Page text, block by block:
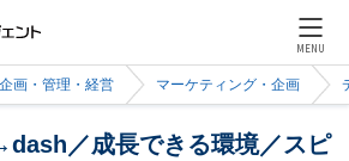
MENU
画・管理・経営 マーケティング・企画
／成長できる環境／スピ